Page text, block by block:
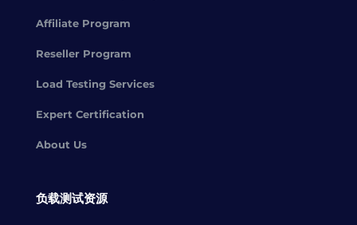
Affiliate Program
Reseller Program
Load Testing Services
Expert Certification
About Us
负载测试资源